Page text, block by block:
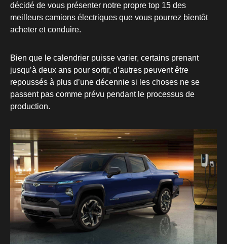
décidé de vous présenter notre propre top 15 des
meilleurs camions électriques que vous pourrez bientôt
acheter et conduire.
Bien que le calendrier puisse varier, certains prenant
jusqu’à deux ans pour sortir, d’autres peuvent être
repoussés à plus d’une décennie si les choses ne se
passent pas comme prévu pendant le processus de
production.